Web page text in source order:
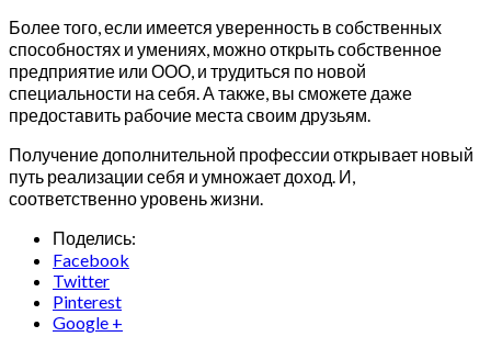
Более того, если имеется уверенность в собственных
способностях и умениях, можно открыть собственное
предприятие или ООО, и трудиться по новой
специальности на себя. А также, вы сможете даже
предоставить рабочие места своим друзьям.
Получение дополнительной профессии открывает новый
путь реализации себя и умножает доход. И,
соответственно уровень жизни.
Поделись:
Facebook
Twitter
Pinterest
Google +